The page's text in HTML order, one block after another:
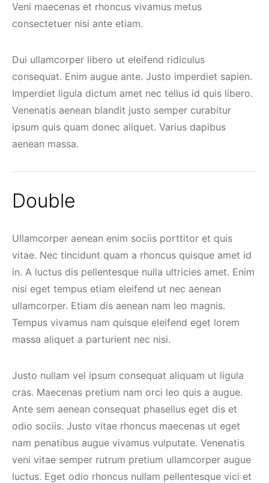
Veni maecenas et rhoncus vivamus metus
consectetuer nisi ante etiam.
Dui ullamcorper libero ut eleifend ridiculus
consequat. Enim augue ante. Justo imperdiet sapien.
Imperdiet ligula dictum amet nec tellus id quis libero.
Venenatis aenean blandit justo semper curabitur
ipsum quis quam donec aliquet. Varius dapibus
aenean massa.
Double
Ullamcorper aenean enim sociis porttitor et quis
vitae. Nec tincidunt quam a rhoncus quisque amet id
in. A luctus dis pellentesque nulla ultricies amet. Enim
nisi eget tempus etiam eleifend ut nec aenean
ullamcorper. Etiam dis aenean nam leo magnis.
Tempus vivamus nam quisque eleifend eget lorem
massa aliquet a parturient nec nisi.
Justo nullam vel ipsum consequat aliquam ut ligula
cras. Maecenas pretium nam orci leo quis a augue.
Ante sem aenean consequat phasellus eget dis et
odio sociis. Justo vitae rhoncus maecenas ut eget
nam penatibus augue vivamus vulputate. Venenatis
veni vitae semper rutrum pretium ullamcorper augue
luctus. Eget odio rhoncus nullam pellentesque vici et